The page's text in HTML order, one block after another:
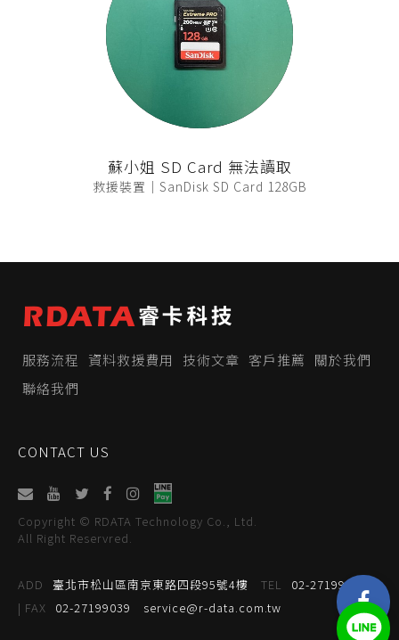
蘇小姐 SD Card 無法讀取
救援裝置｜SanDisk SD Card 128GB
服務流程 資料救援費用 技術文章 客戶推薦
關於我們
聯絡我們
CONTACT US
Copyright © RDATA Technology Co., Ltd.
All Right Reservred.
ADD 臺北市松山區南京東路四段95號4樓 TEL
02-27199059
| FAX
02-27199039 service@r-data.com.tw